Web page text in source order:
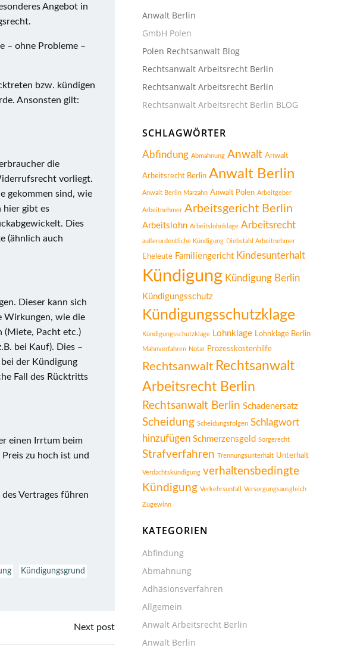
Angebot in
– ohne Probleme –
bzw. kündigen
Ansonsten gilt:
die
vorliegt.
gekommen sind, wie
hier gibt es
Dies
(ähnlich auch
Dieser kann sich
Wirkungen, wie die
(Miete, Pacht etc.)
bei Kauf). Dies –
der Kündigung
Fall des Rücktritts
einen Irrtum beim
zu hoch ist und
Vertrages führen
Kündigungsgrund
Next post
Anwalt Berlin
GmbH Polen
Polen Rechtsanwalt Blog
Rechtsanwalt Arbeitsrecht Berlin
Rechtsanwalt Arbeitsrecht Berlin
Rechtsanwalt Arbeitsrecht Berlin BLOG
SCHLAGWÖRTER
Abfindung Abmahnung Anwalt Anwalt
Arbeitsrecht Berlin Anwalt Berlin
Anwalt Berlin Marzahn Anwalt Polen Arbeitgeber
Arbeitnehmer Arbeitsgericht Berlin
Arbeitslohn Arbeitslohnklage Arbeitsrecht
außerordentliche Kündigung Diebstahl Arbeitnehmer
Eheleute Familiengericht Kindesunterhalt
Kündigung Kündigung Berlin
Kündigungsschutz
Kündigungsschutzklage
Kündigungsschutzklage Lohnklage Lohnklage Berlin
Mahnverfahren Notar Prozesskostenhilfe
Rechtsanwalt Rechtsanwalt
Arbeitsrecht Berlin
Rechtsanwalt Berlin Schadenersatz
Scheidung Scheidungsfolgen Schlagwort
hinzufügen Schmerzensgeld Sorgerecht
Strafverfahren Trennungsunterhalt Unterhalt
Verdachtskündigung verhaltensbedingte
Kündigung Verkehrsunfall Versorgungsausgleich
Zugewinn
KATEGORIEN
Abfindung
Abmahnung
Adhäsionsverfahren
Allgemein
Anwalt Arbeitsrecht Berlin
Anwalt Berlin